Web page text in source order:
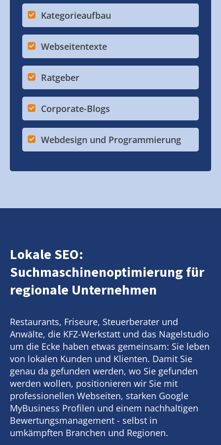
Kategorieaufbau
Webseitentexte
Ratgeber
Corporate-Blogs
Webdesign und Programmierung
Lokale SEO:
Suchmaschinenoptimierung für
regionale Unternehmen
Restaurants, Friseure, Steuerberater und
Anwälte, die KFZ-Werkstatt und das Nagelstudio
um die Ecke haben etwas gemeinsam: Sie leben
von lokalen Kunden und Klienten. Damit Sie
genau da gefunden werden, wo Sie gefunden
werden wollen, positionieren wir Sie mit
professionellen Webseiten, starken Google
MyBusiness Profilen und einem nachhaltigen
Bewertungsmanagement - selbst in
umkämpften Branchen und Regionen.